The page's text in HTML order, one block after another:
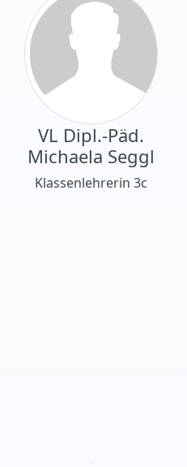
VL Dipl.-Päd.
Michaela Seggl
Klassenlehrerin 3c